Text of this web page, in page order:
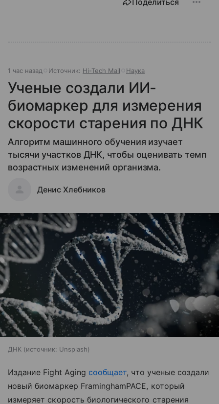
Поделиться
1 час назад Источник: Hi-Tech Mail Наука
Ученые создали ИИ-
биомаркер для измерения
скорости старения по ДНК
Алгоритм машинного обучения изучает
тысячи участков ДНК, чтобы оценивать темп
возрастных изменений организма.
Денис Хлебников
ДНК источник: Unsplash
Издание Fight Aging сообщает, что ученые создали
новый биомаркер FraminghamPACE, который
измеряет скорость биологического старения